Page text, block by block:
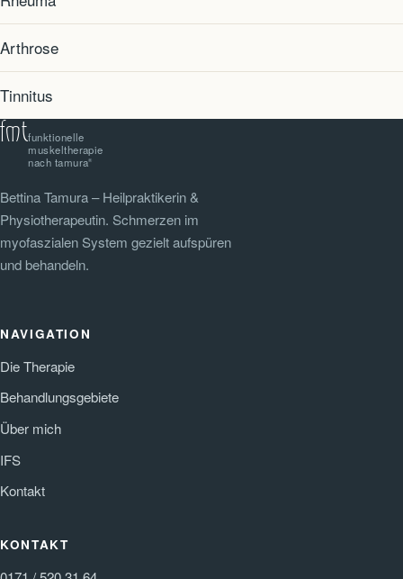
Arthrose
Tinnitus
fmtfunktionelle
muskel­therapie
nach tamura®️
Bettina Tamura – Heilpraktikerin &
Physiotherapeutin. Schmerzen im
myofaszialen System gezielt aufspüren
und behandeln.
NAVIGATION
Die Therapie
Behandlungsgebiete
Über mich
IFS
Kontakt
KONTAKT